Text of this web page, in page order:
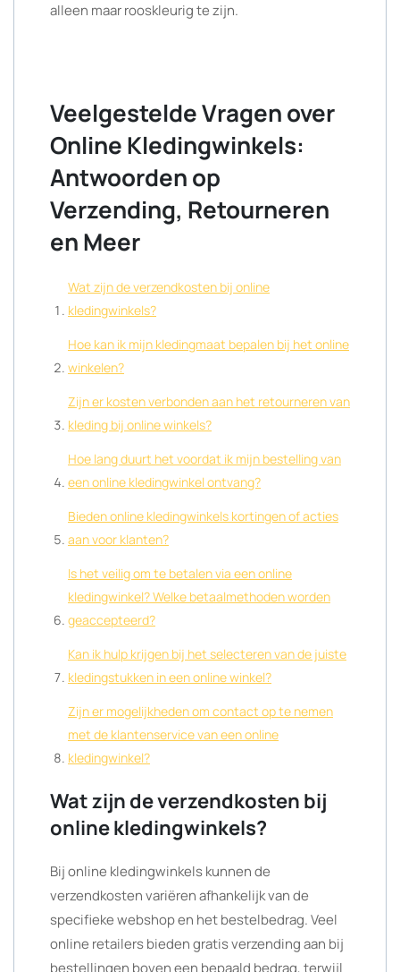
alleen maar rooskleurig te zijn.
Veelgestelde Vragen over
Online Kledingwinkels:
Antwoorden op
Verzending, Retourneren
en Meer
Wat zijn de verzendkosten bij online
kledingwinkels?
Hoe kan ik mijn kledingmaat bepalen bij het online
winkelen?
Zijn er kosten verbonden aan het retourneren van
kleding bij online winkels?
Hoe lang duurt het voordat ik mijn bestelling van
een online kledingwinkel ontvang?
Bieden online kledingwinkels kortingen of acties
aan voor klanten?
Is het veilig om te betalen via een online
kledingwinkel? Welke betaalmethoden worden
geaccepteerd?
Kan ik hulp krijgen bij het selecteren van de juiste
kledingstukken in een online winkel?
Zijn er mogelijkheden om contact op te nemen
met de klantenservice van een online
kledingwinkel?
Wat zijn de verzendkosten bij
online kledingwinkels?
Bij online kledingwinkels kunnen de
verzendkosten variëren afhankelijk van de
specifieke webshop en het bestelbedrag. Veel
online retailers bieden gratis verzending aan bij
bestellingen boven een bepaald bedrag, terwijl